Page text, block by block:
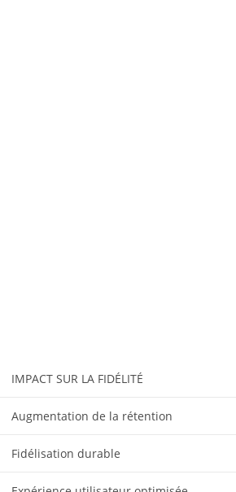
IMPACT SUR LA FIDÉLITÉ
Augmentation de la rétention
Fidélisation durable